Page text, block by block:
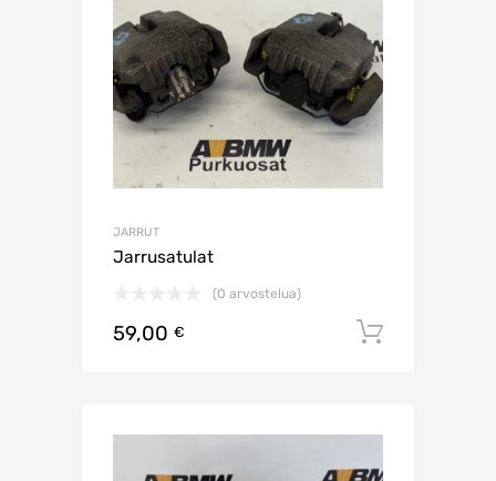
JARRUT
Jarrusatulat
(0 arvostelua)
59,00 €